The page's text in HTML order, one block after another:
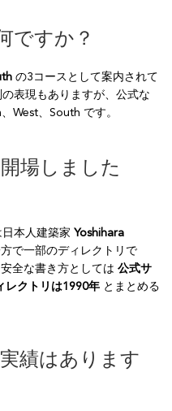
ですか？
の3コースとして案内されて
表現もありますが、公式な
West、South です。
場しました
本人建築家 Yoshihara
で一部のディレクトリで
全な書き方としては 公式サ
レクトリは1990年 とまとめる
績はあります